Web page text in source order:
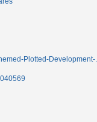
Plotted-Development-